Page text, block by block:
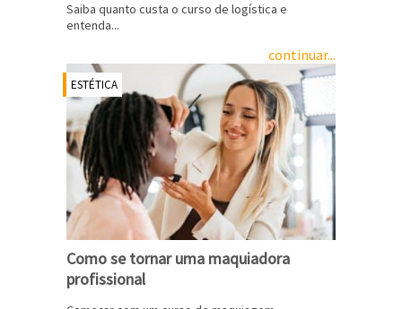
Saiba quanto custa o curso de logística e
entenda...
continuar...
ESTÉTICA
Como se tornar uma maquiadora
profissional